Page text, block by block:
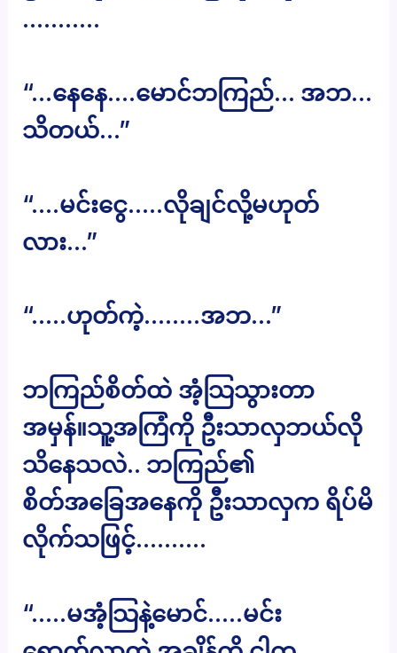
………..
“…နေနေ….မောင်ဘကြည်… အဘ…
သိတယ်…”
“….မင်းငွေ…..လိုချင်လို့မဟုတ်
လား…”
“…..ဟုတ်ကဲ့……..အဘ…”
ဘကြည်စိတ်ထဲ အံ့သြသွားတာ
အမှန်။သူ့အကြံကို ဦးသာလှဘယ်လို
သိနေသလဲ.. ဘကြည်၏
စိတ်အခြေအနေကို ဦးသာလှက ရိပ်မိ
လိုက်သဖြင့်……….
“…..မအံ့သြနဲ့မောင်…..မင်း